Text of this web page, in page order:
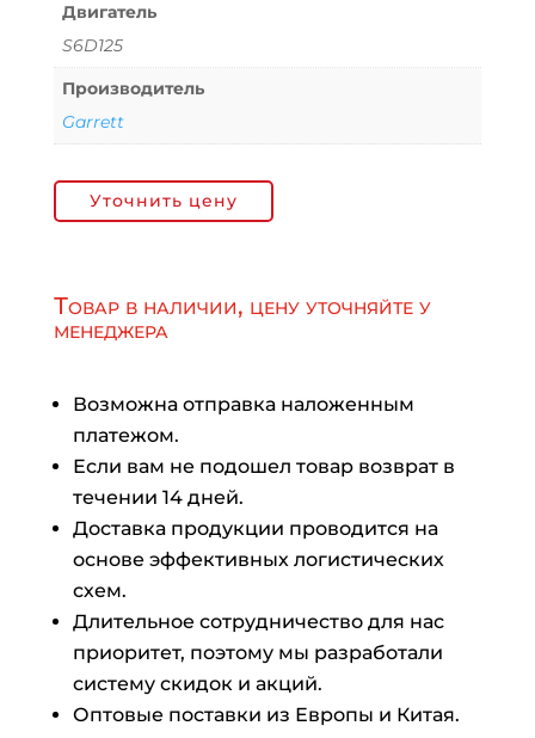
Двигатель
S6D125
Производитель
Garrett
Уточнить цену
Товар в наличии, цену уточняйте у
менеджера
Возможна отправка наложенным
платежом.
Если вам не подошел товар возврат в
течении 14 дней.
Доставка продукции проводится на
основе эффективных логистических
схем.
Длительное сотрудничество для нас
приоритет, поэтому мы разработали
систему скидок и акций.
Оптовые поставки из Европы и Китая.